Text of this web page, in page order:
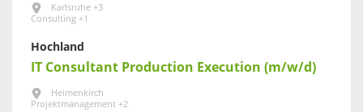
Karlsruhe +3
Consulting +1
Hochland
IT Consultant Production Execution (m/w/d)
Heimenkirch
Projektmanagement +2